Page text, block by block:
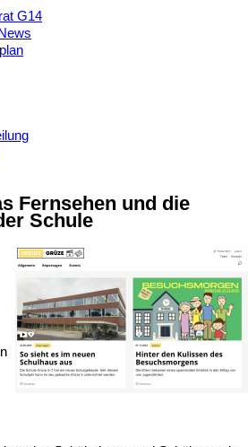
G14
Fernsehen und die
Schule